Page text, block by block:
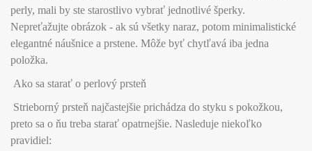
perly, mali by ste starostlivo vybrať jednotlivé šperky.
Nepreťažujte obrázok - ak sú všetky naraz, potom minimalistické
elegantné náušnice a prstene. Môže byť chytľavá iba jedna
položka.
Ako sa starať o perlový prsteň
Strieborný prsteň najčastejšie prichádza do styku s pokožkou,
preto sa o ňu treba starať opatrnejšie. Nasleduje niekoľko
pravidiel: